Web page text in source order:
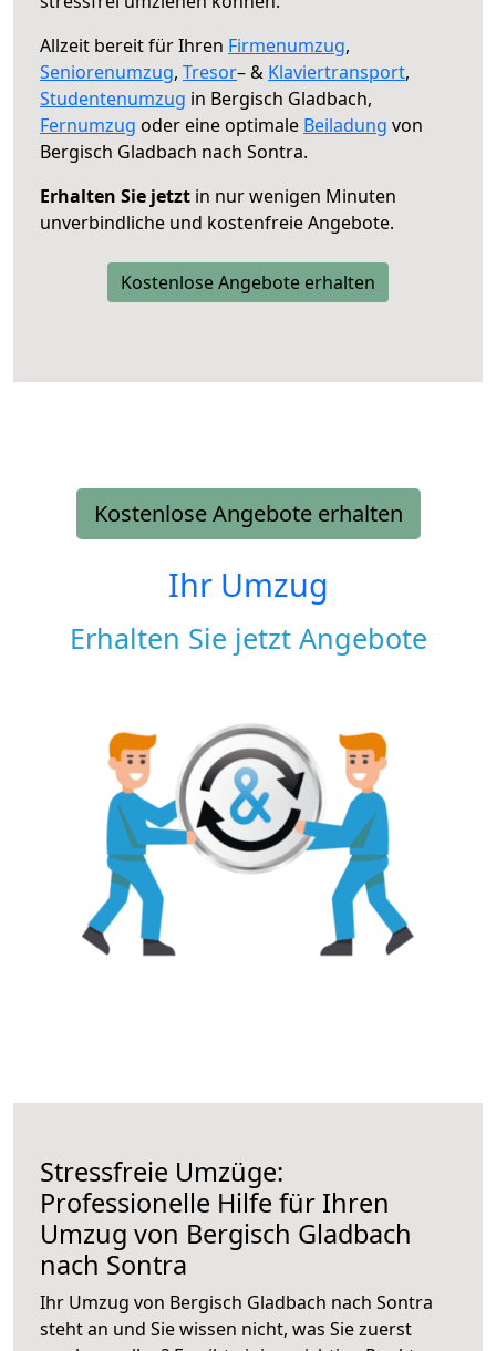
Allzeit bereit für Ihren Firmenumzug,
Seniorenumzug, Tresor– & Klaviertransport,
Studentenumzug in Bergisch Gladbach,
Fernumzug oder eine optimale Beiladung von
Bergisch Gladbach nach Sontra.
Erhalten Sie jetzt in nur wenigen Minuten
unverbindliche und kostenfreie Angebote.
Kostenlose Angebote erhalten
Kostenlose Angebote erhalten
Ihr Umzug
Erhalten Sie jetzt Angebote
Stressfreie Umzüge:
Professionelle Hilfe für Ihren
Umzug von Bergisch Gladbach
nach Sontra
Ihr Umzug von Bergisch Gladbach nach Sontra
steht an und Sie wissen nicht, was Sie zuerst